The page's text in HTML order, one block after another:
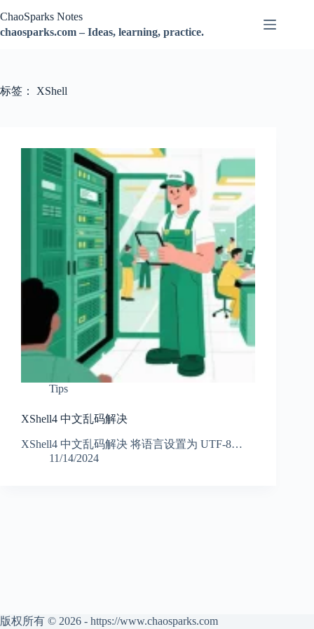
过
内
ChaoSparks Notes
chaosparks.com – Ideas, learning, practice.
标签： XShell
Tips
XShell4 中文乱码解决
XShell4 中文乱码解决 将语言设置为 UTF-8…
11/14/2024
版权所有 © 2026 - https://www.chaosparks.com